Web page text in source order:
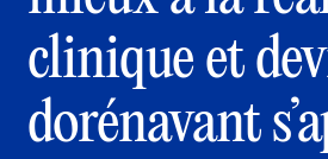
clinique et
dorénavant